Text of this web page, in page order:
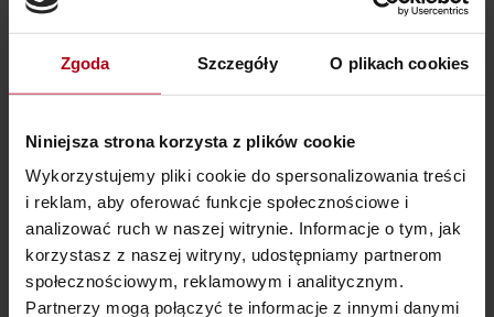
Zgoda Szczegóły O plikach cookies
Niniejsza strona korzysta z plików cookie
Wykorzystujemy pliki cookie do spersonalizowania treści
i reklam, aby oferować funkcje społecznościowe i
analizować ruch w naszej witrynie. Informacje o tym, jak
korzystasz z naszej witryny, udostępniamy partnerom
społecznościowym, reklamowym i analitycznym.
Partnerzy mogą połączyć te informacje z innymi danymi
układania tappingu
3
sytuacji
Sekcja
4
Tapping 2 - 4 Szukamy pierwotnej przyczyny
Sekcja
5
Tapping 2- 5 Pytania i Odpowiedzi